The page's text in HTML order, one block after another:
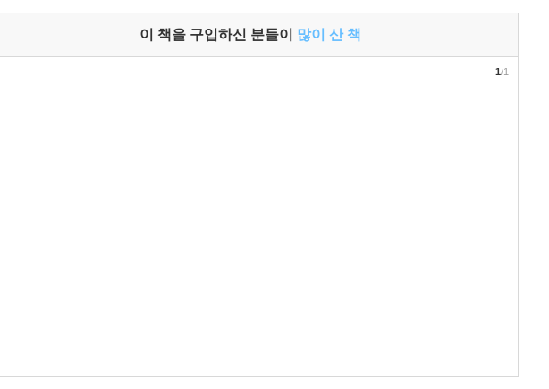
이 책을 구입하신 분들이 많이 산 책
1/1